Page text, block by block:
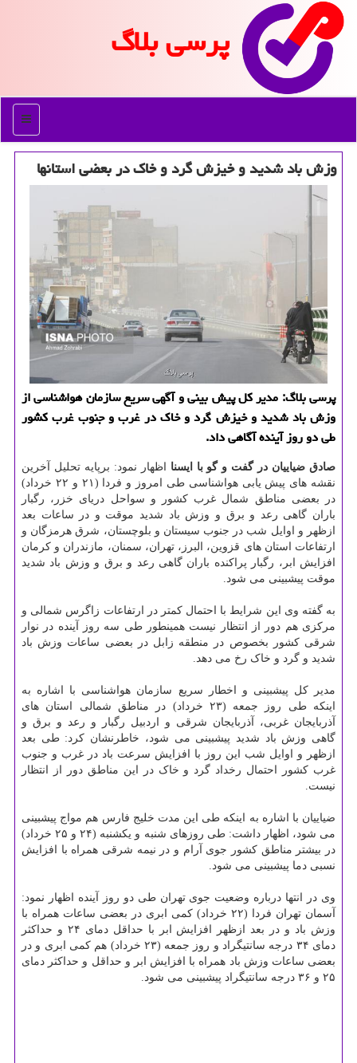
پرسی بلاگ
منو
وزش باد شدید و خیزش گرد و خاك در بعضی استانها
پرسی بلاگ: مدیر كل پیش بینی و آگهی سریع سازمان هواشناسی از
وزش باد شدید و خیزش گرد و خاك در غرب و جنوب غرب كشور
طی دو روز آینده آگاهی داد.
صادق ضیاییان در گفت و گو با ایسنا اظهار نمود: برپایه تحلیل آخرین
نقشه های پیش یابی هواشناسی طی امروز و فردا (۲۱ و ۲۲ خرداد)
در بعضی مناطق شمال غرب کشور و سواحل دریای خزر، رگبار
باران گاهی رعد و برق و وزش باد شدید موقت و در ساعات بعد
ازظهر و اوایل شب در جنوب سیستان و بلوچستان، شرق هرمزگان و
ارتفاعات استان های قزوین، البرز، تهران، سمنان، مازندران و کرمان
افزایش ابر، رگبار پراکنده باران گاهی رعد و برق و وزش باد شدید
موقت پیشبینی می شود.
به گفته وی این شرایط با احتمال کمتر در ارتفاعات زاگرس شمالی و
مرکزی هم دور از انتظار نیست همینطور طی سه روز آینده در نوار
شرقی کشور بخصوص در منطقه زابل در بعضی ساعات وزش باد
شدید و گرد و خاک رخ می دهد.
مدیر کل پیشبینی و اخطار سریع سازمان هواشناسی با اشاره به
اینکه طی روز جمعه (۲۳ خرداد) در مناطق شمالی استان های
آذربایجان غربی، آذربایجان شرقی و اردبیل رگبار و رعد و برق و
گاهی وزش باد شدید پیشبینی می شود، خاطرنشان کرد: طی بعد
ازظهر و اوایل شب این روز با افزایش سرعت باد در غرب و جنوب
غرب کشور احتمال رخداد گرد و خاک در این مناطق دور از انتظار
نیست.
ضیاییان با اشاره به اینکه طی این مدت خلیج فارس هم مواج پیشبینی
می شود، اظهار داشت: طی روزهای شنبه و یکشنبه (۲۴ و ۲۵ خرداد)
در بیشتر مناطق کشور جوی آرام و در نیمه شرقی همراه با افزایش
نسبی دما پیشبینی می شود.
وی در انتها درباره وضعیت جوی تهران طی دو روز آینده اظهار نمود:
آسمان تهران فردا (۲۲ خرداد) کمی ابری در بعضی ساعات همراه با
وزش باد و در بعد ازظهر افزایش ابر با حداقل دمای ۲۴ و حداکثر
دمای ۳۴ درجه سانتیگراد و روز جمعه (۲۳ خرداد) هم کمی ابری و در
بعضی ساعات وزش باد همراه با افزایش ابر و حداقل و حداکثر دمای
۲۵ و ۳۶ درجه سانتیگراد پیشبینی می شود.